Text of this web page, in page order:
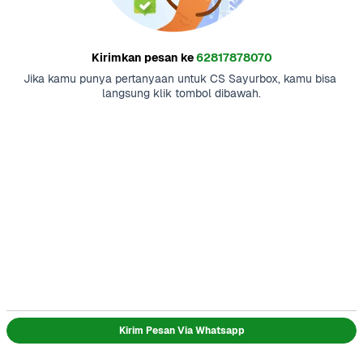
Kirimkan pesan ke62817878070
Jika kamu punya pertanyaan untuk CS Sayurbox, kamu bisa
langsung klik tombol dibawah.
Kirim Pesan Via Whatsapp